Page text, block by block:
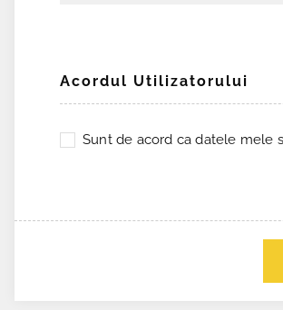
Acordul Utilizatorului
Sunt de acord ca datele mele